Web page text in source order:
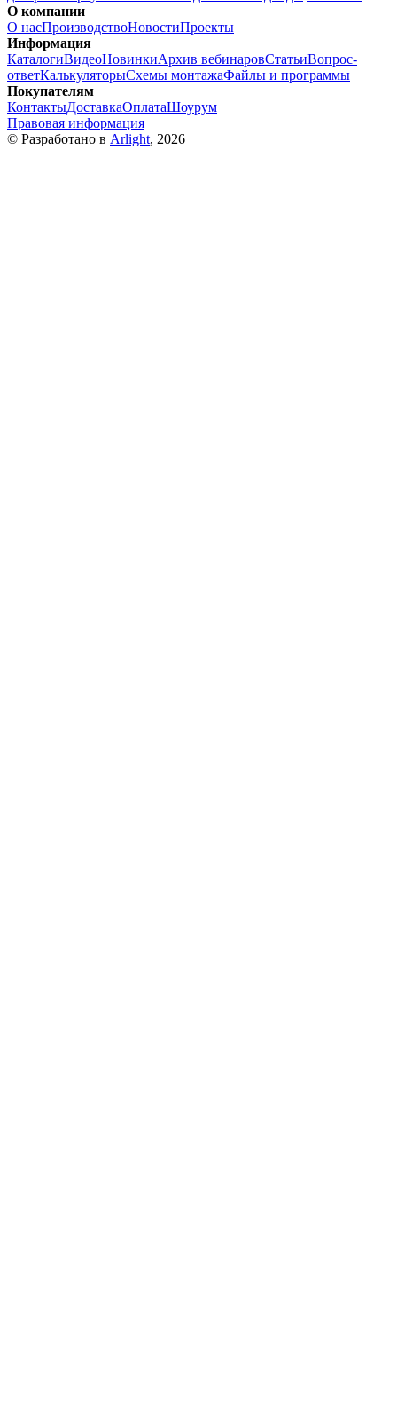
О компании
О насПроизводствоНовостиПроекты
Информация
КаталогиВидеоНовинкиАрхив вебинаровСтатьиВопрос-
ответКалькуляторыСхемы монтажаФайлы и программы
Покупателям
КонтактыДоставкаОплатаШоурум
Правовая информация
© Разработано в Arlight, 2026